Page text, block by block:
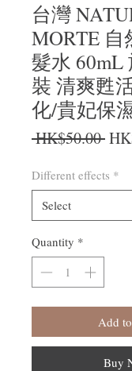
台灣
MORTE
髮水 60mL
裝 清爽甦
化/貴妃保
HK$50.00
Different effects *
Quantity *
Add
Buy